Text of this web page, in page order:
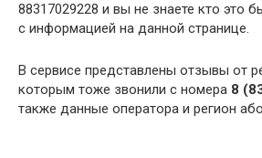
88317029228 и вы не знаете кто это
с информацией на данной странице.
В сервисе представлены отзывы от
которым тоже звонили с номера 8
также данные оператора и регион